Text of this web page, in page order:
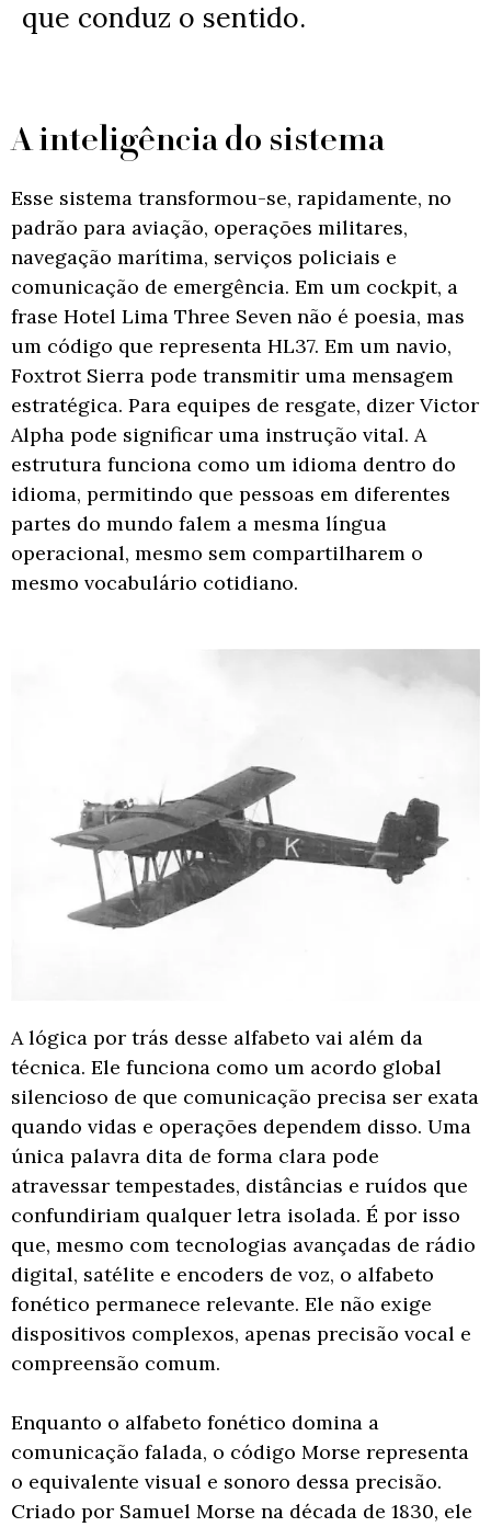
que conduz o sentido.
A inteligência do sistema
Esse sistema transformou-se, rapidamente, no
padrão para aviação, operações militares,
navegação marítima, serviços policiais e
comunicação de emergência. Em um cockpit, a
frase Hotel Lima Three Seven não é poesia, mas
um código que representa HL37. Em um navio,
Foxtrot Sierra pode transmitir uma mensagem
estratégica. Para equipes de resgate, dizer Victor
Alpha pode significar uma instrução vital. A
estrutura funciona como um idioma dentro do
idioma, permitindo que pessoas em diferentes
partes do mundo falem a mesma língua
operacional, mesmo sem compartilharem o
mesmo vocabulário cotidiano.
A lógica por trás desse alfabeto vai além da
técnica. Ele funciona como um acordo global
silencioso de que comunicação precisa ser exata
quando vidas e operações dependem disso. Uma
única palavra dita de forma clara pode
atravessar tempestades, distâncias e ruídos que
confundiriam qualquer letra isolada. É por isso
que, mesmo com tecnologias avançadas de rádio
digital, satélite e encoders de voz, o alfabeto
fonético permanece relevante. Ele não exige
dispositivos complexos, apenas precisão vocal e
compreensão comum.
Enquanto o alfabeto fonético domina a
comunicação falada, o código Morse representa
o equivalente visual e sonoro dessa precisão.
Criado por Samuel Morse na década de 1830, ele